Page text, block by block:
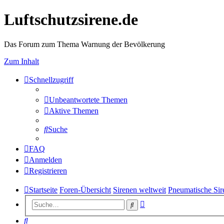
Luftschutzsirene.de
Das Forum zum Thema Warnung der Bevölkerung
Zum Inhalt
Schnellzugriff
Unbeantwortete Themen
Aktive Themen
Suche
FAQ
Anmelden
Registrieren
Startseite Foren-Übersicht Sirenen weltweit Pneumatische
Suche
Suche